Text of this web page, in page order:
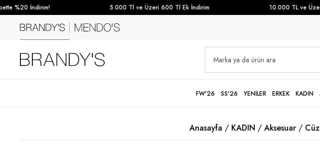
%20 İndirim! 5.000 Tl ve Üzeri 600 Tl Ek İndirim 10.000 TL ve
FW'26 SS'26 YENİLER ERKEK KADIN
Anasayfa KADIN Aksesuar